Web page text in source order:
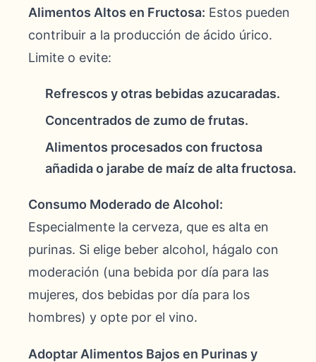
Alimentos Altos en Fructosa: Estos pueden
contribuir a la producción de ácido úrico.
Limite o evite:
Refrescos y otras bebidas azucaradas.
Concentrados de zumo de frutas.
Alimentos procesados con fructosa
añadida o jarabe de maíz de alta fructosa.
Consumo Moderado de Alcohol:
Especialmente la cerveza, que es alta en
purinas. Si elige beber alcohol, hágalo con
moderación (una bebida por día para las
mujeres, dos bebidas por día para los
hombres) y opte por el vino.
Adoptar Alimentos Bajos en Purinas y